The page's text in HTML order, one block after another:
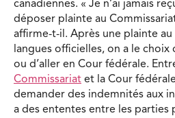
canadiennes. « Je n’ai jamais
déposer plainte au
affirme-t-il. Après une plainte au
langues officielles, on a le choix
ou d’aller en Cour fédérale.
Commissariat et la Cour
demander des indemnités aux
a des ententes entre les parties